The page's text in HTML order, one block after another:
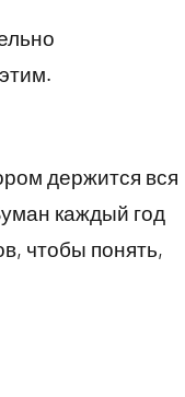
держится вся
каждый год
чтобы понять,